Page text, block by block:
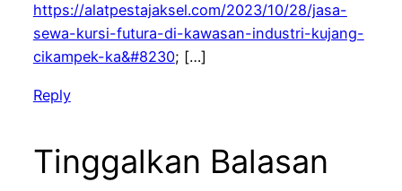
https://alatpestajaksel.com/2023/10/28/jasa-
sewa-kursi-futura-di-kawasan-industri-kujang-
cikampek-ka&#8230; […]
Reply
Tinggalkan Balasan